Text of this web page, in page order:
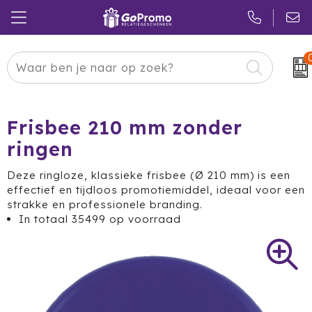
Kerstpakketten
Duurzaam
Reclamedragers
Give-aways
Keuken
Eten & Drinken
Carnaval
Koningsdag
Zomer
Sinterklaas
Pride Month
24 ICE
Air Up
American Tourister
Amuse
Belkin
Frisbee 210 mm zonder
ringen
Deze ringloze, klassieke frisbee (Ø 210 mm) is een
effectief en tijdloos promotiemiddel, ideaal voor een
strakke en professionele branding.
In totaal35499 op voorraad